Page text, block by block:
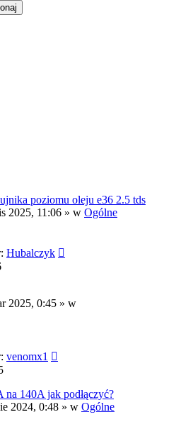
poziomu oleju e36 2.5 tds
2025, 11:06 » w Ogólne
Hubalczyk
2025, 0:45 » w
venomx1
na 140A jak podłączyć?
2024, 0:48 » w Ogólne